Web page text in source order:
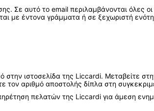
Σε αυτό το email περιλαμβάνονται όλες οι
με έντονα γράμματα ή σε ξεχωριστή
ιστοσελίδα της Liccardi. Μεταβείτε
τον αριθμό αποστολής δίπλα στη
πελατών της Liccardi για άμεση